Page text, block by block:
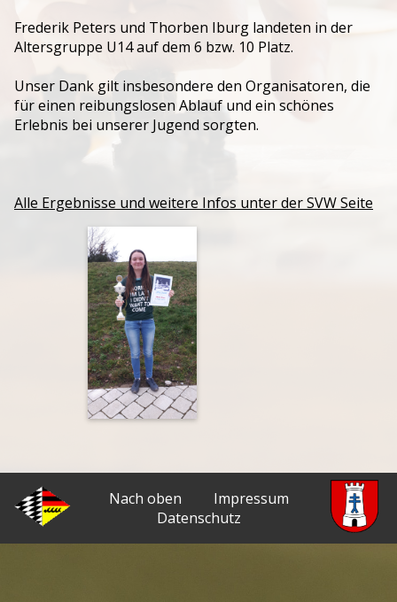
Frederik Peters und Thorben Iburg landeten in der
Altersgruppe U14 auf dem 6 bzw. 10 Platz.
Unser Dank gilt insbesondere den Organisatoren, die
für einen reibungslosen Ablauf und ein schönes
Erlebnis bei unserer Jugend sorgten.
Alle Ergebnisse und weitere Infos unter der SVW Seite
Nach oben
Impressum
Datenschutz